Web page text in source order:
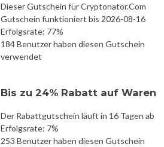
Dieser Gutschein für Cryptonator.Com
Gutschein funktioniert bis 2026-08-16
Erfolgsrate: 77%
184 Benutzer haben diesen Gutschein
verwendet
Bis zu 24% Rabatt auf Waren
Der Rabattgutschein läuft in 16 Tagen ab
Erfolgsrate: 7%
253 Benutzer haben diesen Gutschein